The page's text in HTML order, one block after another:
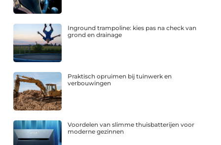
Inground trampoline: kies pas na check van
grond en drainage
Praktisch opruimen bij tuinwerk en
verbouwingen
Voordelen van slimme thuisbatterijen voor
moderne gezinnen